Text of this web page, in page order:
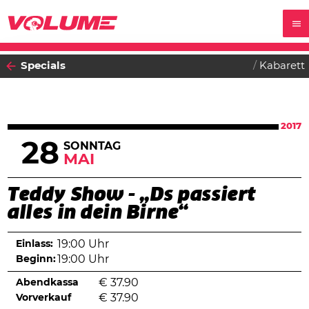
Specials Kabarett
2017
28 SONNTAG
MAI
Teddy Show - „Ds passiert
alles in dein Birne“
Einlass: 19:00 Uhr
Beginn: 19:00 Uhr
Abendkassa € 37.90
Vorverkauf € 37.90